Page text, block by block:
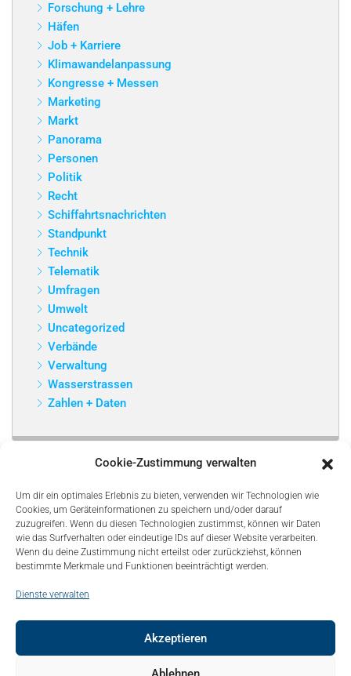
Cookie-Zustimmung verwalten
Um dir ein optimales Erlebnis zu bieten, verwenden wir Technologien wie
Cookies, um Geräteinformationen zu speichern und/oder darauf
zuzugreifen. Wenn du diesen Technologien zustimmst, können wir Daten
wie das Surfverhalten oder eindeutige IDs auf dieser Website verarbeiten.
Wenn du deine Zustimmung nicht erteilst oder zurückziehst, können
bestimmte Merkmale und Funktionen beeinträchtigt werden.
Dienste verwalten
Akzeptieren
Forschung + Lehre
Häfen
Job + Karriere
Klimawandelanpassung
Kongresse + Messen
Marketing
Markt
Panorama
Personen
Politik
Recht
Schiffahrtsnachrichten
Standpunkt
Technik
Telematik
Umfragen
Umwelt
Uncategorized
Verbände
Verwaltung
Wasserstrassen
Zahlen + Daten